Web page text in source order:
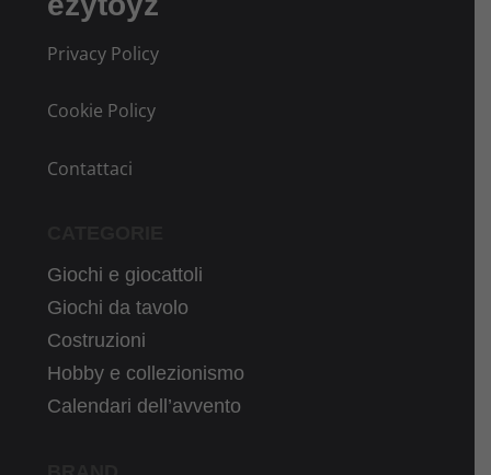
Privacy Policy
Cookie Policy
Contattaci
Giochi e giocattoli
Giochi da tavolo
Costruzioni
Hobby e collezionismo
Calendari dell’avvento